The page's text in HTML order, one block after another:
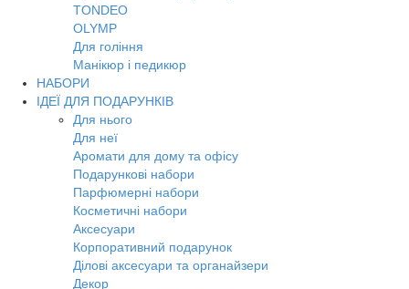
TONDEO
OLYMP
Для гоління
Манікюр і педикюр
НАБОРИ
ІДЕЇ ДЛЯ ПОДАРУНКІВ
Для нього
Для неї
Аромати для дому та офісу
Подарункові набори
Парфюмерні набори
Косметичні набори
Аксесуари
Корпоративний подарунок
Ділові аксесуари та органайзери
Декор